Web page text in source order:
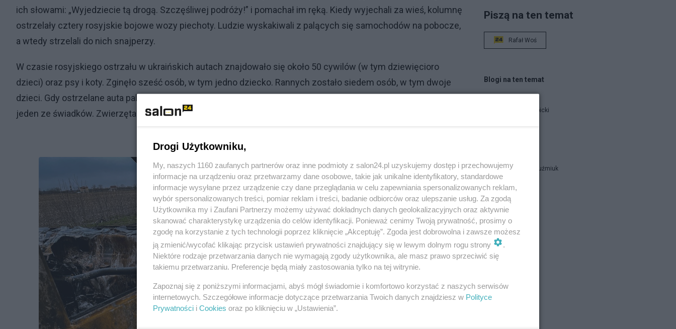
ich słowami: „Wyjedziecie tą drogą. Szczęśliwej podróży!” i pomachał im ręką. Kiedy wyjechali za wieś, kolumnę
ostrzelały cztery rosyjskie bojowe wozy piechoty. Ludzie wyskakiwali z palących się samochodów na pobocze,
a wtedy strzelali do nich snajperzy.
W czasie rosyjskiego ostrzału w ukraińskich autach znajdowało się około 50 cywilów (w tym dziewięcioro
dzieci) oraz psy i koty. Zginęło sześć osób, w tym jedno dziecko. Rannych zostało siedem osób, w tym dwoje
dzieci. Gdy ostrzelane auta paliły się, „wszystko w samochodach piszczało, miauczało, szczekało” – zeznał
jeden ze świadków. Zwierzęta spłonęły lub zostały zastrzelone z bliskiej odległości na drodze.
Piszą na ten temat
Rafał Woś
Blogi na ten temat
Jan Filip Libicki
Zbigniew Kuźmiuk
Napisz notkę
Drogi Użytkowniku,
My, naszych 1160 zaufanych partnerów oraz inne podmioty z salon24.pl uzyskujemy dostęp i przechowujemy
informacje na urządzeniu oraz przetwarzamy dane osobowe, takie jak unikalne identyfikatory, standardowe
informacje wysyłane przez urządzenie czy dane przeglądania w celu zapewniania spersonalizowanych reklam,
wybór spersonalizowanych treści, pomiar reklam i treści, badanie odbiorców oraz ulepszanie usług. Za zgodą
Użytkownika my i Zaufani Partnerzy możemy używać dokładnych danych geolokalizacyjnych oraz aktywnie
skanować charakterystykę urządzenia do celów identyfikacji. Ponieważ cenimy Twoją prywatność, prosimy o
zgodę na korzystanie z tych technologii poprzez kliknięcie „Akceptuję”. Zgoda jest dobrowolna i zawsze możesz
ją zmienić/wycofać klikając przycisk ustawień prywatności znajdujący się w lewym dolnym rogu strony
.
Niektóre rodzaje przetwarzania danych nie wymagają zgody użytkownika, ale masz prawo sprzeciwić się
takiemu przetwarzaniu. Preferencje będą miały zastosowania tylko na tej witrynie.
Zapoznaj się z poniższymi informacjami, abyś mógł świadomie i komfortowo korzystać z naszych serwisów
internetowych. Szczegółowe informacje dotyczące przetwarzania Twoich danych znajdziesz w Polityce
Prywatności i Cookies oraz po kliknięciu w „Ustawienia”.